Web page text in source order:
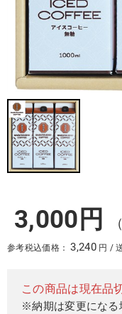
3,000円
参考税込価格：3,240円 /
この商品は現在品
※納期は変更になる